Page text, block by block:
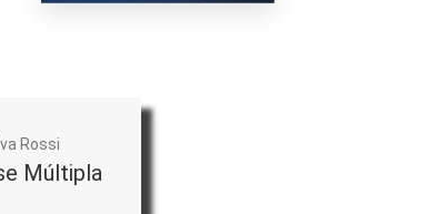
Rossi
Múltipla